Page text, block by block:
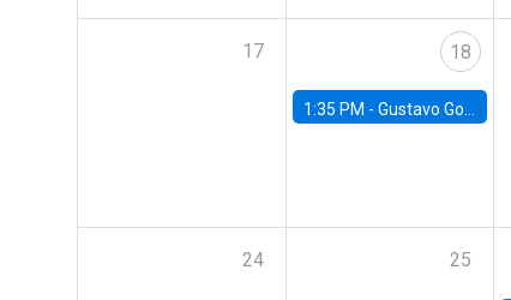
17 18
1:35 PM - Gustavo González, Banco Central de Chile
24 25